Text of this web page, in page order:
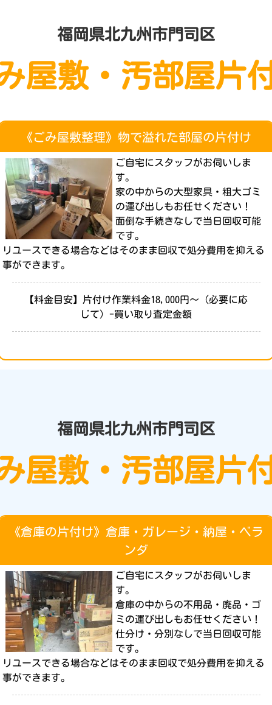
福岡県北九州市門司区
屋敷・汚部屋片
《ごみ屋敷整理》物で溢れた部屋の片付け
ご自宅にスタッフがお伺いしま
す。
家の中からの大型家具・粗大ゴミ
の運び出しもお任せください！
面倒な手続きなしで当日回収可能
です。
リユースできる場合などはそのまま回収で処分費用を抑える
事ができます。
【料金目安】片付け作業料金18,000円～（必要に応
じて）-買い取り査定金額
福岡県北九州市門司区
屋敷・汚部屋片
《倉庫の片付け》倉庫・ガレージ・納屋・ベラ
ンダ
ご自宅にスタッフがお伺いしま
す。
倉庫の中からの不用品・廃品・ゴ
ミの運び出しもお任せください！
仕分け・分別なしで当日回収可能
です。
リユースできる場合などはそのまま回収で処分費用を抑える
事ができます。